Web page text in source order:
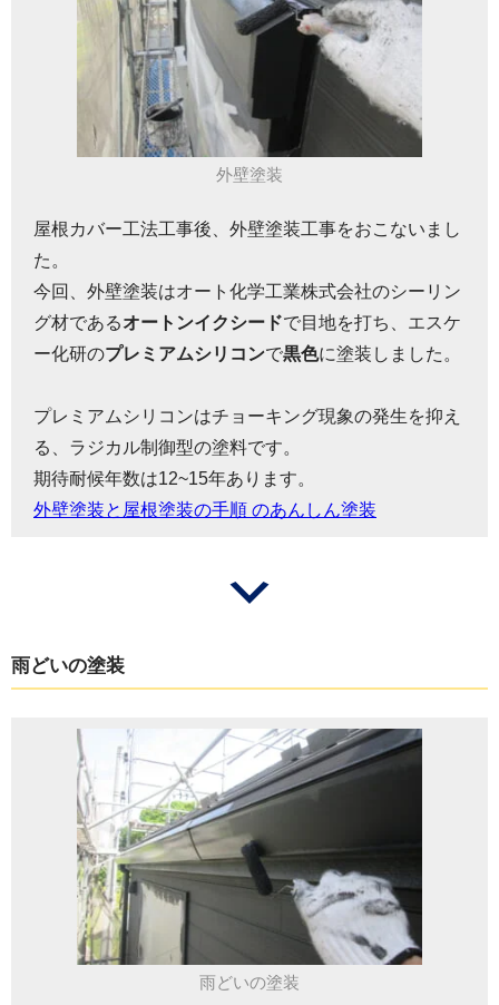
外壁塗装
屋根カバー工法工事後、外壁塗装工事をおこないまし
た。
今回、外壁塗装はオート化学工業株式会社のシーリン
グ材であるオートンイクシードで目地を打ち、エスケ
ー化研のプレミアムシリコンで黒色に塗装しました。
プレミアムシリコンはチョーキング現象の発生を抑え
る、ラジカル制御型の塗料です。
期待耐候年数は12~15年あります。
外壁塗装と屋根塗装の手順 のあんしん塗装
雨どいの塗装
雨どいの塗装